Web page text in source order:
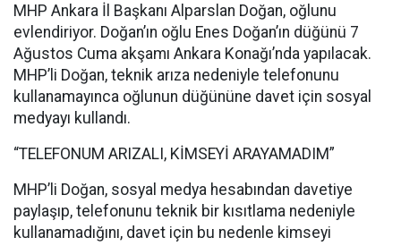
MHP Ankara İl Başkanı Alparslan Doğan, oğlunu
evlendiriyor. Doğan’ın oğlu Enes Doğan’ın düğünü 7
Ağustos Cuma akşamı Ankara Konağı’nda yapılacak.
MHP’li Doğan, teknik arıza nedeniyle telefonunu
kullanamayınca oğlunun düğününe davet için sosyal
medyayı kullandı.
“TELEFONUM ARIZALI, KİMSEYİ ARAYAMADIM”
MHP’li Doğan, sosyal medya hesabından davetiye
paylaşıp, telefonunu teknik bir kısıtlama nedeniyle
kullanamadığını, davet için bu nedenle kimseyi